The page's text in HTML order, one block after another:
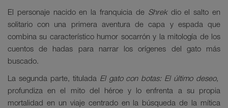
El personaje nacido en la franquicia de Shrek dio el salto en
solitario con una primera aventura de capa y espada que
combina su característico humor socarrón y la mitología de los
cuentos de hadas para narrar los orígenes del gato más
buscado.
La segunda parte, titulada El gato con botas: El último deseo,
profundiza en el mito del héroe y lo enfrenta a su propia
mortalidad en un viaje centrado en la búsqueda de la mítica